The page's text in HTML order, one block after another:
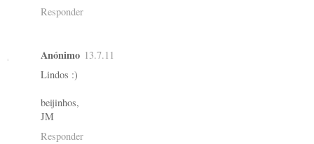
Responder
Anónimo 13.7.11
Lindos :)
beijinhos,
JM
Responder